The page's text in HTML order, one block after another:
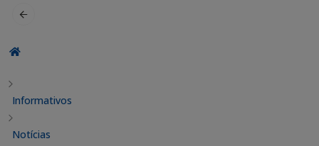
Informativos
Notícias